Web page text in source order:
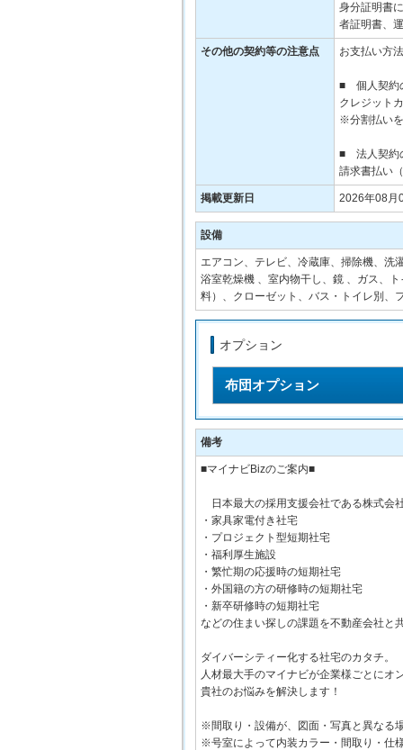
身分証明書
者証明書、
その他の契約等の注意点 お支払い方
■ 個人契約
クレジット
※分割払い
■ 法人契約
請求書払い
掲載更新日 2026年08月
設備
エアコン、テレビ、冷蔵庫、掃除機、洗
浴室乾燥機 、室内物干し、鏡 、ガス、
料）、クローゼット、バス・トイレ別、
オプション
布団オプション
備考
■マイナビBizのご案内■
日本最大の採用支援会社である株式会
・家具家電付き社宅
・プロジェクト型短期社宅
・福利厚生施設
・繁忙期の応援時の短期社宅
・外国籍の方の研修時の短期社宅
・新卒研修時の短期社宅
などの住まい探しの課題を不動産会社と
ダイバーシティー化する社宅のカタチ。
人材最大手のマイナビが企業様ごとにオ
貴社のお悩みを解決します！
※間取り・設備が、図面・写真と異なる
※号室によって内装カラー・間取り・仕